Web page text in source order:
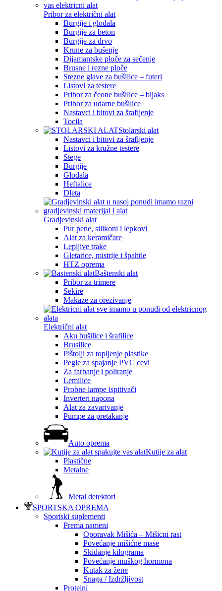
Pribor za električni alat
Burgije i glodala
Burgije za beton
Burgije za drvo
Krune za bušenje
Dijamantske ploče za sečenje
Brusne i rezne ploče
Stezne glave za bušilice – futeri
Listovi za testere
Pribor za čeone bušilice – bijaks
Pribor za udarne bušilice
Nastavci i bitovi za šrafljenje
Tocila
Stolarski alat
Nastavci i bitovi za šrafljenje
Listovi za kružne testere
Stege
Burgije
Glodala
Heftalice
Dleta
Gradjevinski alat
Pur pene, silikoni i lepkovi
Alat za keramičare
Lepljive trake
Gletarice, mistrije i špahtle
HTZ oprema
Baštenski alat
Pribor za trimere
Sekire
Makaze za orezivanje
Električni alat
Aku bušilice i šrafilice
Brusilice
Pištolji za topljenje plastike
Pegle za spajanje PVC cevi
Za farbanje i poliranje
Lemilice
Probne lampe ispitivači
Inverteri napona
Alat za zavarivanje
Pumpe za pretakanje
Auto oprema
Kutije za alat
Plastične
Metalne
Metal detektori
SPORTSKA OPREMA
Sportski suplementi
Prema nameni
Oporavak Mišića – Mišicni rast
Povećanje mišićne mase
Skidanje kilograma
Povećanje muškog hormona
Kutak za žene
Snaga / Izdržljivost
Proteini